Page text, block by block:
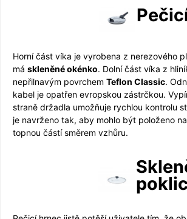
Horní část víka je vyrobena z nerezového
má skleněné okénko. Dolní část víka z
nepřilnavým povrchem Teflon Classic.
kabel je opatřen evropskou zástrčkou.
straně držadla umožňuje rychlou kontrolu
je navrženo tak, aby mohlo být položeno
topnou částí směrem vzhůru.